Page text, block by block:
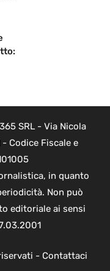
SRL - Via Nicola
- Codice Fiscale e
in quanto
Non può
editoriale ai sensi
- Contattaci